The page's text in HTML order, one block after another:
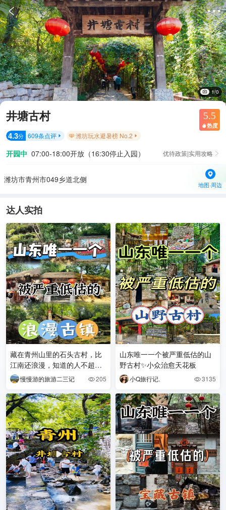
 
1/0
井塘古村 5.5
 热度
4.3分 609条点评  潍坊玩水避暑榜 No.2 
开园中 07:00-18:00开放（16:30停止入园） 优待政策|实用攻略 
潍坊市青州市049乡道北侧
地图·周边
达人实拍
藏在青州山里的石头古村，比
江南还浪漫，知道的人不超过
1%慢慢游的旅游二三记 205
山东唯一一个被严重低估的山
野古村✨小众治愈天花板
小Q旅行记. 3135